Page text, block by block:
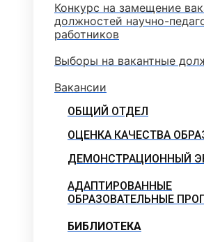
Конкурс на замещение
должностей научно-
работников
Выборы на вакантные
Вакансии
ОБЩИЙ ОТДЕЛ
ОЦЕНКА КАЧЕСТВА
ДЕМОНСТРАЦИОННЫЙ
АДАПТИРОВАННЫЕ
ОБРАЗОВАТЕЛЬНЫЕ
БИБЛИОТЕКА